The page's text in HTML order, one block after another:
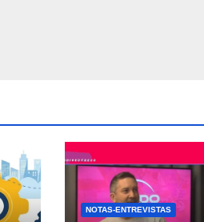
NOTAS-ENTREVISTAS